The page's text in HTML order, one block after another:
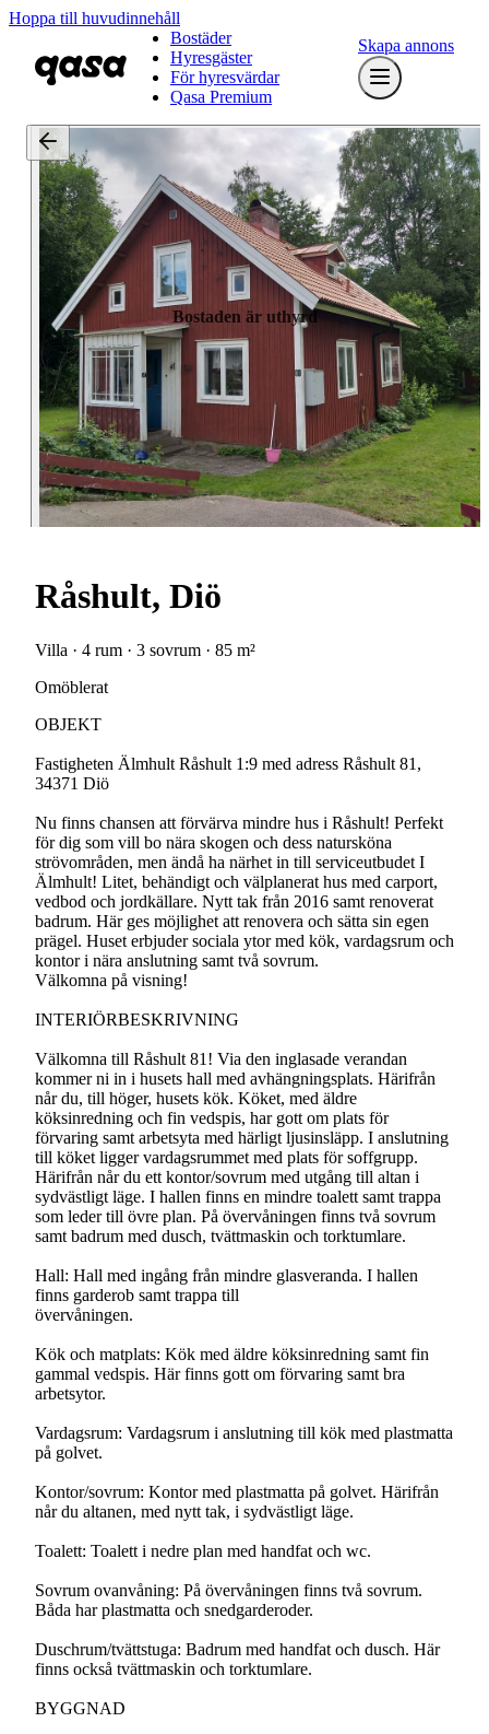
Hoppa till huvudinnehåll
Bostäder
Hyresgäster
För hyresvärdar
Qasa Premium
Skapa annons
Bostaden är uthyrd
Råshult, Diö
Villa · 4 rum · 3 sovrum · 85 m²
Omöblerat
OBJEKT
Fastigheten Älmhult Råshult 1:9 med adress Råshult 81,
34371 Diö
Nu finns chansen att förvärva mindre hus i Råshult! Perfekt
för dig som vill bo nära skogen och dess natursköna
strövområden, men ändå ha närhet in till serviceutbudet I
Älmhult! Litet, behändigt och välplanerat hus med carport,
vedbod och jordkällare. Nytt tak från 2016 samt renoverat
badrum. Här ges möjlighet att renovera och sätta sin egen
prägel. Huset erbjuder sociala ytor med kök, vardagsrum och
kontor i nära anslutning samt två sovrum.
Välkomna på visning!
INTERIÖRBESKRIVNING
Välkomna till Råshult 81! Via den inglasade verandan
kommer ni in i husets hall med avhängningsplats. Härifrån
når du, till höger, husets kök. Köket, med äldre
köksinredning och fin vedspis, har gott om plats för
förvaring samt arbetsyta med härligt ljusinsläpp. I anslutning
till köket ligger vardagsrummet med plats för soffgrupp.
Härifrån når du ett kontor/sovrum med utgång till altan i
sydvästligt läge. I hallen finns en mindre toalett samt trappa
som leder till övre plan. På övervåningen finns två sovrum
samt badrum med dusch, tvättmaskin och torktumlare.
Hall: Hall med ingång från mindre glasveranda. I hallen
finns garderob samt trappa till
övervåningen.
Kök och matplats: Kök med äldre köksinredning samt fin
gammal vedspis. Här finns gott om förvaring samt bra
arbetsytor.
Vardagsrum: Vardagsrum i anslutning till kök med plastmatta
på golvet.
Kontor/sovrum: Kontor med plastmatta på golvet. Härifrån
når du altanen, med nytt tak, i sydvästligt läge.
Toalett: Toalett i nedre plan med handfat och wc.
Sovrum ovanvåning: På övervåningen finns två sovrum.
Båda har plastmatta och snedgarderoder.
Duschrum/tvättstuga: Badrum med handfat och dusch. Här
finns också tvättmaskin och torktumlare.
BYGGNAD